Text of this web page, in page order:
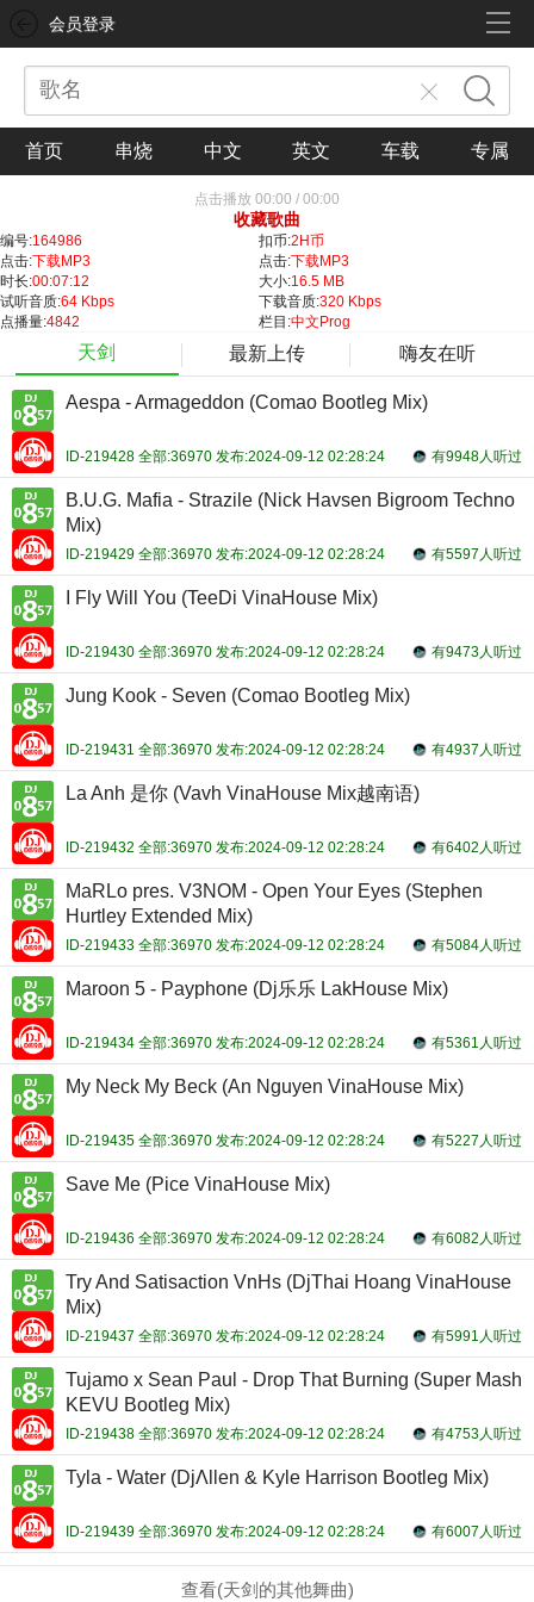
会员登录
首页 串烧 中文 英文 车载 专属
点击播放 00:00 / 00:00
收藏歌曲
编号:164986 扣币:2H币
点击:下载MP3 点击:下载MP3
时长:00:07:12 大小:16.5 MB
试听音质:64 Kbps 下载音质:320 Kbps
点播量:4842 栏目:中文Prog
天剑 最新上传 嗨友在听
Aespa - Armageddon (Comao Bootleg Mix)
有9948人听过
ID-219428 全部:36970 发布:2024-09-12 02:28:24
B.U.G. Mafia - Strazile (Nick Havsen Bigroom Techno
Mix)
有5597人听过
ID-219429 全部:36970 发布:2024-09-12 02:28:24
I Fly Will You (TeeDi VinaHouse Mix)
有9473人听过
ID-219430 全部:36970 发布:2024-09-12 02:28:24
Jung Kook - Seven (Comao Bootleg Mix)
有4937人听过
ID-219431 全部:36970 发布:2024-09-12 02:28:24
La Anh 是你 (Vavh VinaHouse Mix越南语)
有6402人听过
ID-219432 全部:36970 发布:2024-09-12 02:28:24
MaRLo pres. V3NOM - Open Your Eyes (Stephen
Hurtley Extended Mix)
有5084人听过
ID-219433 全部:36970 发布:2024-09-12 02:28:24
Maroon 5 - Payphone (Dj乐乐 LakHouse Mix)
有5361人听过
ID-219434 全部:36970 发布:2024-09-12 02:28:24
My Neck My Beck (An Nguyen VinaHouse Mix)
有5227人听过
ID-219435 全部:36970 发布:2024-09-12 02:28:24
Save Me (Pice VinaHouse Mix)
有6082人听过
ID-219436 全部:36970 发布:2024-09-12 02:28:24
Try And Satisaction VnHs (DjThai Hoang VinaHouse
Mix)
有5991人听过
ID-219437 全部:36970 发布:2024-09-12 02:28:24
Tujamo x Sean Paul - Drop That Burning (Super Mash
KEVU Bootleg Mix)
有4753人听过
ID-219438 全部:36970 发布:2024-09-12 02:28:24
Tyla - Water (DjΛllen & Kyle Harrison Bootleg Mix)
有6007人听过
ID-219439 全部:36970 发布:2024-09-12 02:28:24
查看(天剑的其他舞曲)